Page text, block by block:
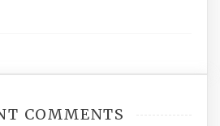
COMMENTS